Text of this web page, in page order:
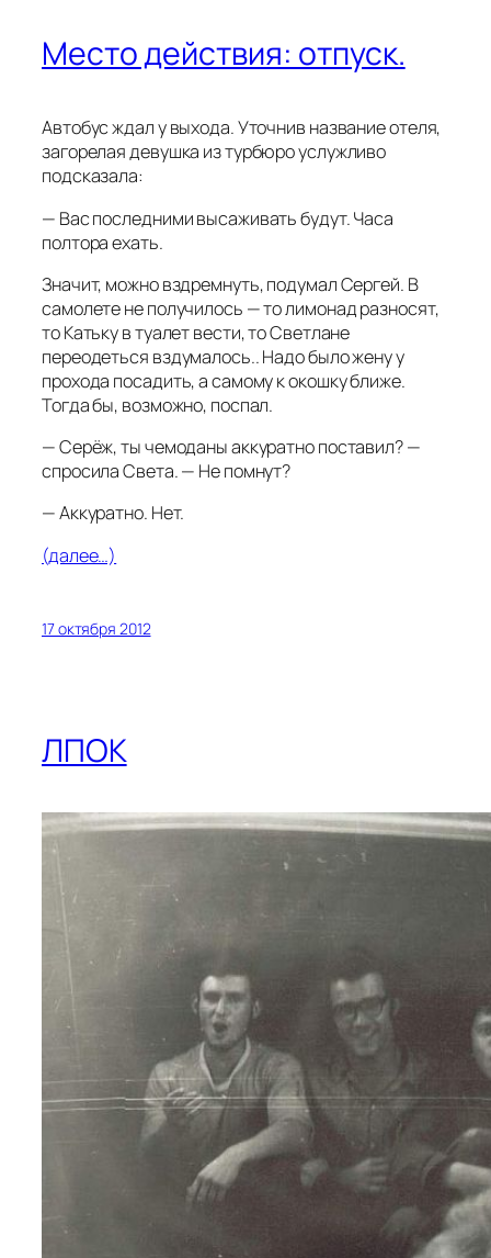
Место действия: отпуск.
Автобус ждал у выхода. Уточнив название отеля,
загорелая девушка из турбюро услужливо
подсказала:
— Вас последними высаживать будут. Часа
полтора ехать.
Значит, можно вздремнуть, подумал Сергей. В
самолете не получилось — то лимонад разносят,
то Катьку в туалет вести, то Светлане
переодеться вздумалось.. Надо было жену у
прохода посадить, а самому к окошку ближе.
Тогда бы, возможно, поспал.
— Серёж, ты чемоданы аккуратно поставил? —
спросила Света. — Не помнут?
— Аккуратно. Нет.
(далее…)
17 октября 2012
ЛПОК